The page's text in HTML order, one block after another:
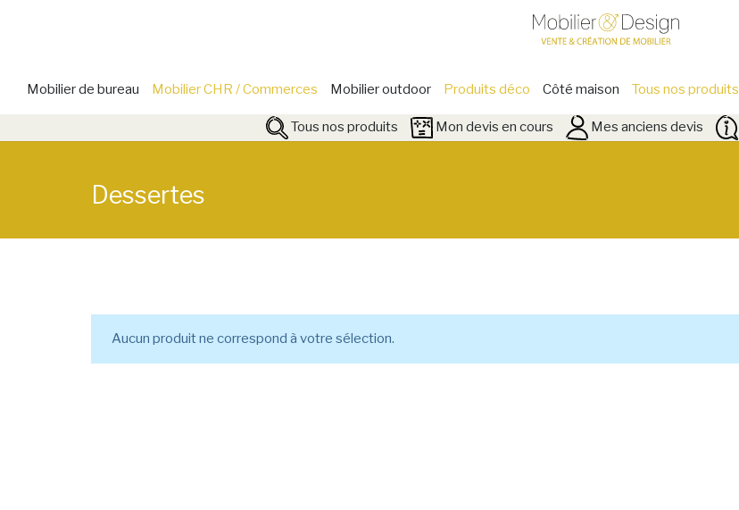
Mobilier de bureau Mobilier CHR / Commerces Mobilier outdoor Produits déco Côté maison Tous nos produits
Tous nos produits Mon devis en cours Mes anciens devis
Dessertes
Aucun produit ne correspond à votre sélection.